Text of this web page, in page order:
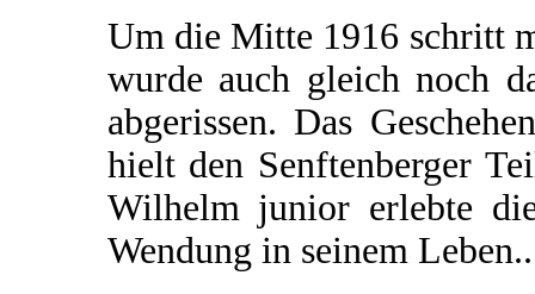
Um die Mitte 1916 schritt
wurde auch gleich noch
abgerissen. Das
hielt den Senftenberger
Wilhelm junior erlebte
Wendung in seinem